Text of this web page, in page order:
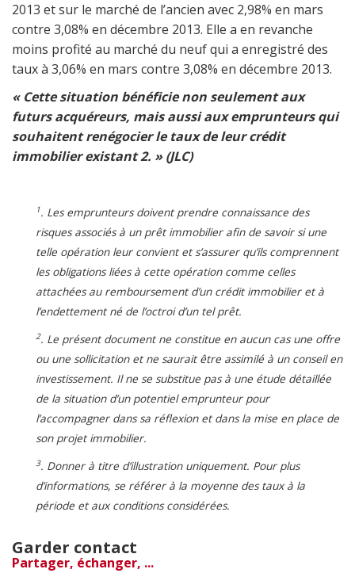
2013 et sur le marché de l’ancien avec 2,98% en mars
contre 3,08% en décembre 2013. Elle a en revanche
moins profité au marché du neuf qui a enregistré des
taux à 3,06% en mars contre 3,08% en décembre 2013.
« Cette situation bénéficie non seulement aux
futurs acquéreurs, mais aussi aux emprunteurs qui
souhaitent renégocier le taux de leur crédit
immobilier existant 2. » (JLC)
1. Les emprunteurs doivent prendre connaissance des
risques associés à un prêt immobilier afin de savoir si une
telle opération leur convient et s’assurer qu’ils comprennent
les obligations liées à cette opération comme celles
attachées au remboursement d’un crédit immobilier et à
l’endettement né de l’octroi d’un tel prêt.
2. Le présent document ne constitue en aucun cas une offre
ou une sollicitation et ne saurait être assimilé à un conseil en
investissement. Il ne se substitue pas à une étude détaillée
de la situation d’un potentiel emprunteur pour
l’accompagner dans sa réflexion et dans la mise en place de
son projet immobilier.
3. Donner à titre d’illustration uniquement. Pour plus
d’informations, se référer à la moyenne des taux à la
période et aux conditions considérées.
Garder contact
Partager, échanger, ...